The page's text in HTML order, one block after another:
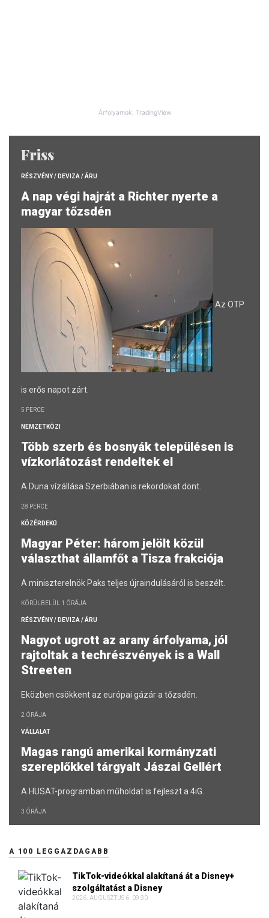
Árfolyamok: TradingView
Friss
RÉSZVÉNY / DEVIZA / ÁRU
A nap végi hajrát a Richter nyerte a
magyar tőzsdén
Az OTP
is erős napot zárt.
5 PERCE
NEMZETKÖZI
Több szerb és bosnyák településen is
vízkorlátozást rendeltek el
A Duna vízállása Szerbiában is rekordokat dönt.
28 PERCE
KÖZÉRDEKŰ
Magyar Péter: három jelölt közül
választhat államfőt a Tisza frakciója
A miniszterelnök Paks teljes újraindulásáról is beszélt.
KÖRÜLBELÜL 1 ÓRÁJA
RÉSZVÉNY / DEVIZA / ÁRU
Nagyot ugrott az arany árfolyama, jól
rajtoltak a techrészvények is a Wall
Streeten
Eközben csökkent az európai gázár a tőzsdén.
2 ÓRÁJA
VÁLLALAT
Magas rangú amerikai kormányzati
szereplőkkel tárgyalt Jászai Gellért
A HUSAT-programban műholdat is fejleszt a 4iG.
3 ÓRÁJA
A 100 LEGGAZDAGABB
TikTok-videókkal alakítaná át a Disney+
szolgáltatást a Disney
2026. AUGUSZTUS 6. 09:30